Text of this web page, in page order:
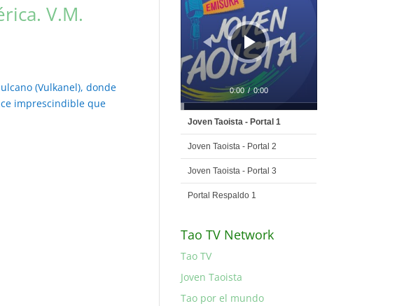
V.M.
(Vulkanel), donde
imprescindible que
0:00 / 0:00
Joven Taoista - Portal 1
Joven Taoista - Portal 2
Joven Taoista - Portal 3
Portal Respaldo 1
Tao TV Network
Tao TV
Joven Taoista
Tao por el mundo